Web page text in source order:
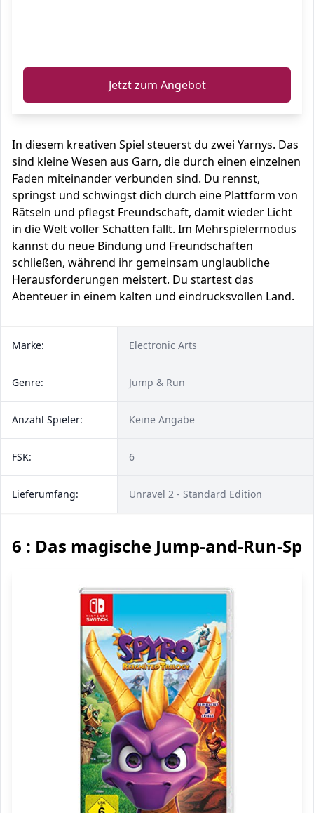
Jetzt zum Angebot
In diesem kreativen Spiel steuerst du zwei Yarnys. Das
sind kleine Wesen aus Garn, die durch einen einzelnen
Faden miteinander verbunden sind. Du rennst,
springst und schwingst dich durch eine Plattform von
Rätseln und pflegst Freundschaft, damit wieder Licht
in die Welt voller Schatten fällt. Im Mehrspielermodus
kannst du neue Bindung und Freundschaften
schließen, während ihr gemeinsam unglaubliche
Herausforderungen meistert. Du startest das
Abenteuer in einem kalten und eindrucksvollen Land.
Marke: Electronic Arts
Genre: Jump & Run
Anzahl Spieler: Keine Angabe
FSK: 6
Lieferumfang: Unravel 2 - Standard Edition
6 : Das magische Jump-and-Run-